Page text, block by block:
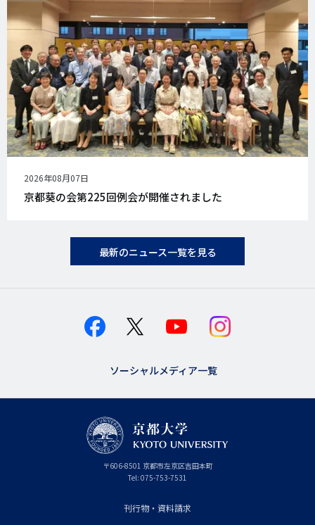
公
開
日
2026年08月07日
京都葵の会第225回例会が開催されました
最新のニュース一覧を見る
ソーシャルメディア一覧
〒606-8501 京
都
府
京都市左京区吉田本町
Tel: 075-753-7531
刊行物・資料請求